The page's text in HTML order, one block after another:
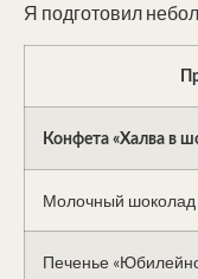
Я подготовил
Конфета «Халва в
Молочный шоколад
Печенье